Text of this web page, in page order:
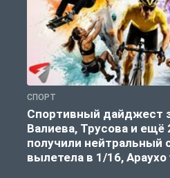
СПОРТ
Спортивный дайджест
Валиева, Трусова и ещё
получили нейтральный
вылетела в 1/16, Араухо